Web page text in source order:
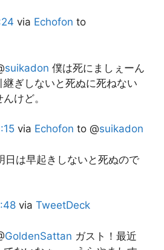
via Echofon to
suikadon 僕は死にましぇーん
継ぎしないと死ぬに死ねない
けど。
via Echofon to @suikadon
日は早起きしないと死ぬので
via TweetDeck
GoldenSattan ガスト！最近